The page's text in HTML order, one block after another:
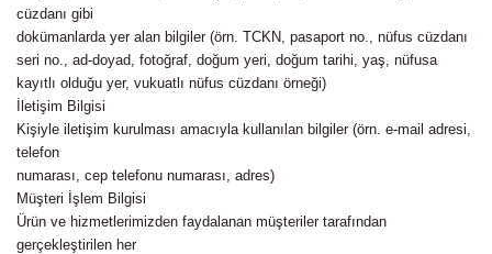
cüzdanı gibi
dokümanlarda yer alan bilgiler (örn. TCKN, pasaport no., nüfus cüzdanı
seri no., ad-doyad, fotoğraf, doğum yeri, doğum tarihi, yaş, nüfusa
kayıtlı olduğu yer, vukuatlı nüfus cüzdanı örneği)
İletişim Bilgisi
Kişiyle iletişim kurulması amacıyla kullanılan bilgiler (örn. e-mail adresi,
telefon
numarası, cep telefonu numarası, adres)
Müşteri İşlem Bilgisi
Ürün ve hizmetlerimizden faydalanan müşteriler tarafından
gerçekleştirilen her